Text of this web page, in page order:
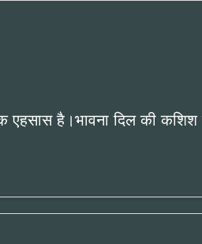
एहसास है।भावना दिल की